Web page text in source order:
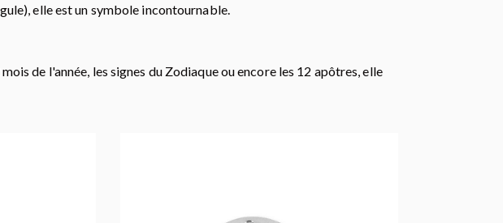
elle est un symbole incontournable.
de l'année, les signes du Zodiaque ou encore les 12 apôtres, elle